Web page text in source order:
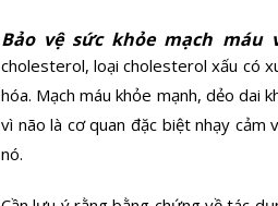
Bảo vệ sức khỏe mạch máu
cholesterol, loại cholesterol xấu có
hóa. Mạch máu khỏe mạnh, dẻo dai
vì não là cơ quan đặc biệt nhạy
nó.